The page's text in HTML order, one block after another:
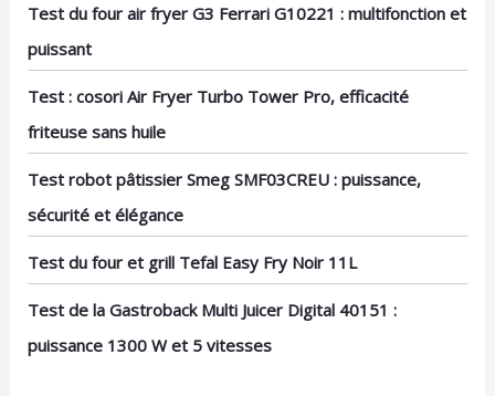
Test du four air fryer G3 Ferrari G10221 : multifonction et
puissant
Test : cosori Air Fryer Turbo Tower Pro, efficacité
friteuse sans huile
Test robot pâtissier Smeg SMF03CREU : puissance,
sécurité et élégance
Test du four et grill Tefal Easy Fry Noir 11L
Test de la Gastroback Multi Juicer Digital 40151 :
puissance 1300 W et 5 vitesses